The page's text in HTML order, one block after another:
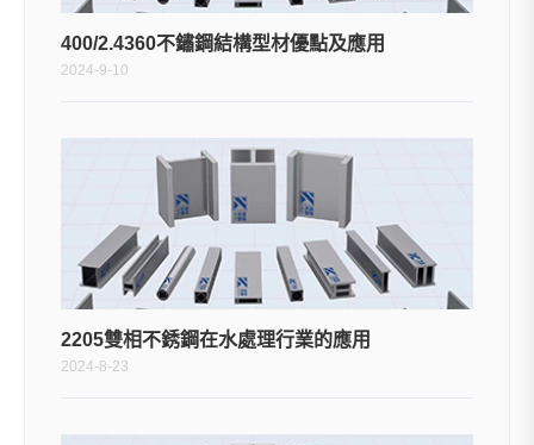
400/2.4360不鏽鋼結構型材優點及應用
2024-9-10
2205雙相不銹鋼在水處理行業的應用
2024-8-23